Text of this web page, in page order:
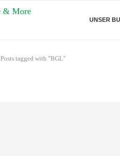
UNSER
Posts tagged with "BGL"